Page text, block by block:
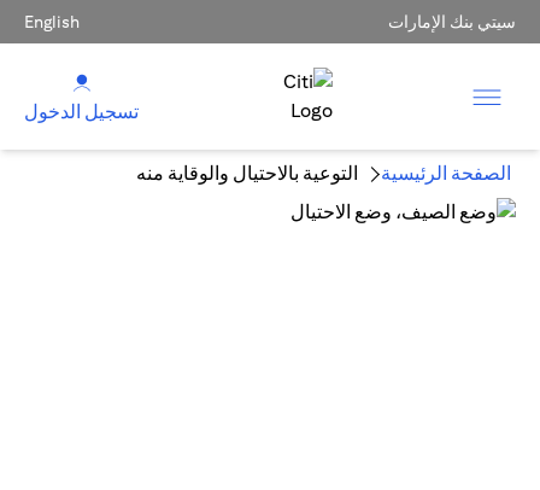
سيتي بنك الإمارات English
تسجيل الدخول
الصفحة الرئيسية التوعية بالاحتيال والوقاية منه